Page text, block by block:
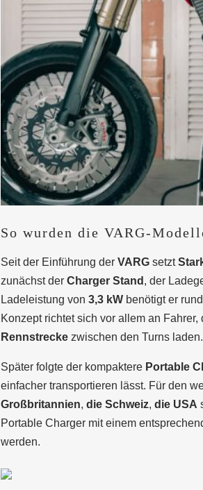
So wurden die VARG-
Seit der Einführung der VARGsetzt
zunächst der Charger Stand , der
Ladeleistung von 3,3 kWbenötigt er
Konzept richtet sich vor allem an
Rennstreckezwischen den Turns laden.
Später folgte der kompaktere Portable
einfacher transportieren lässt. Für den
Großbritannien, die Schweiz, die USA
Portable Charger mit einem
werden.